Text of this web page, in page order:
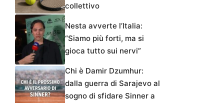
collettivo
Nesta avverte l’Italia:
“Siamo più forti, ma si
gioca tutto sui nervi”
Chi è Damir Dzumhur:
dalla guerra di Sarajevo al
sogno di sfidare Sinner a